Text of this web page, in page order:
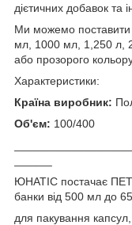
дієтичних добавок та
Ми можемо поставити
мл, 1000 мл, 1,250 л,
або прозорого
Характеристики:
Країна виробник:
Об'єм: 100/400
ЮНАТІС постачає
банки від 500 мл до
для пакування